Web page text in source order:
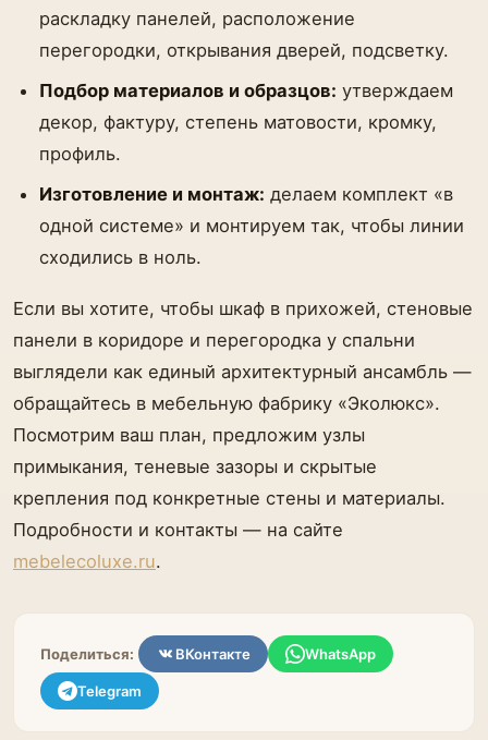
раскладку панелей, расположение
перегородки, открывания дверей, подсветку.
Подбор материалов и образцов: утверждаем
декор, фактуру, степень матовости, кромку,
профиль.
Изготовление и монтаж: делаем комплект «в
одной системе» и монтируем так, чтобы линии
сходились в ноль.
Если вы хотите, чтобы шкаф в прихожей, стеновые
панели в коридоре и перегородка у спальни
выглядели как единый архитектурный ансамбль —
обращайтесь в мебельную фабрику «Эколюкс».
Посмотрим ваш план, предложим узлы
примыкания, теневые зазоры и скрытые
крепления под конкретные стены и материалы.
Подробности и контакты — на сайте
mebelecoluxe.ru.
Поделиться: ВКонтакте WhatsApp
Telegram